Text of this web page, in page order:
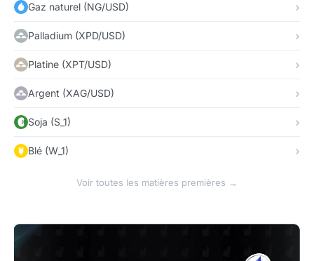
Gaz naturel (NG/USD)
Palladium (XPD/USD)
Platine (XPT/USD)
Argent (XAG/USD)
Soja (S_1)
Blé (W_1)
Voir toutes les matières premières →